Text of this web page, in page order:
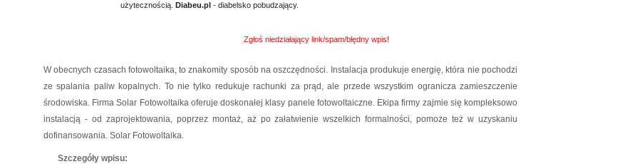
użytecznością. Diabeu.pl - diabelsko pobudzający.
Zgłoś niedziałający link/spam/błędny wpis!
W obecnych czasach fotowoltaika, to znakomity sposób na oszczędności. Instalacja produkuje energię, która nie pochodzi
ze spalania paliw kopalnych. To nie tylko redukuje rachunki za prąd, ale przede wszystkim ogranicza zamieszczenie
środowiska. Firma Solar Fotowoltaika oferuje doskonałej klasy panele fotowoltaiczne. Ekipa firmy zajmie się kompleksowo
instalacją - od zaprojektowania, poprzez montaż, aż po załatwienie wszelkich formalności, pomoże też w uzyskaniu
dofinansowania. Solar Fotowoltaika.
Szczegóły wpisu: